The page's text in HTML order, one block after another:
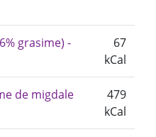
grasime) -
67
kCal
de migdale
479
kCal